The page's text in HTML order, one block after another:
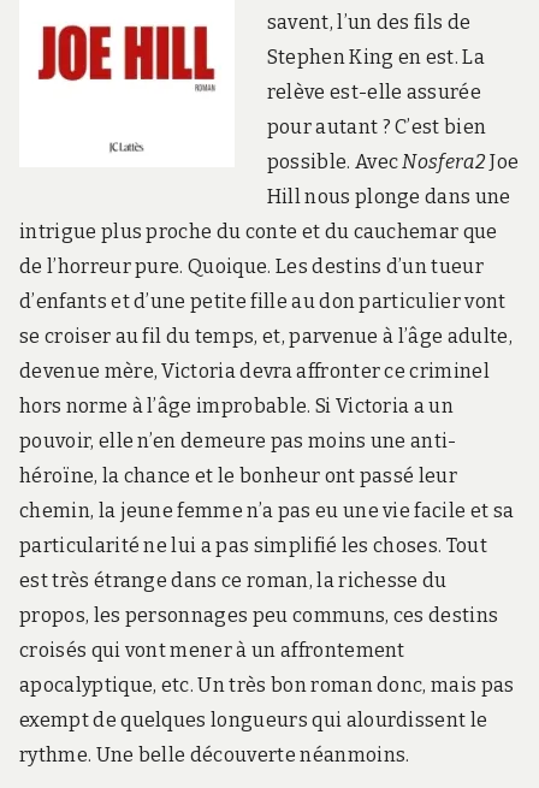
savent, l’un des fils de
Stephen King en est. La
relève est-elle assurée
pour autant ? C’est bien
possible. Avec Nosfera2Joe
Hill nous plonge dans une
intrigue plus proche du conte et du cauchemar que
de l’horreur pure. Quoique. Les destins d’un tueur
d’enfants et d’une petite fille au don particulier vont
se croiser au fil du temps, et, parvenue à l’âge adulte,
devenue mère, Victoria devra affronter ce criminel
hors norme à l’âge improbable. Si Victoria a un
pouvoir, elle n’en demeure pas moins une anti-
héroïne, la chance et le bonheur ont passé leur
chemin, la jeune femme n’a pas eu une vie facile et sa
particularité ne lui a pas simplifié les choses. Tout
est très étrange dans ce roman, la richesse du
propos, les personnages peu communs, ces destins
croisés qui vont mener à un affrontement
apocalyptique, etc. Un très bon roman donc, mais pas
exempt de quelques longueurs qui alourdissent le
rythme. Une belle découverte néanmoins.